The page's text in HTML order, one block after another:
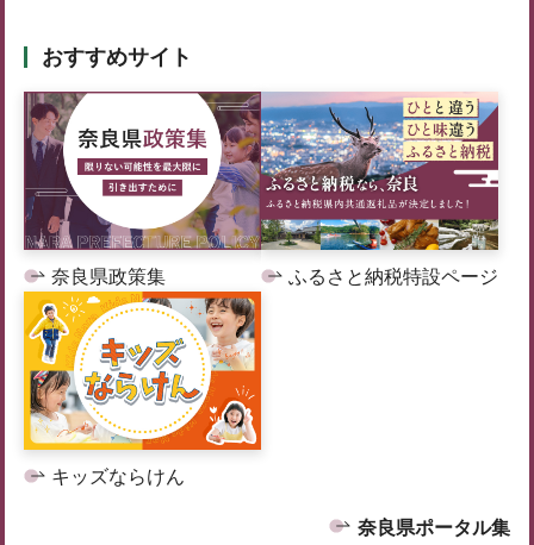
おすすめサイト
奈良県政策集 ふるさと納税特設ページ
キッズならけん
奈良県ポータル集